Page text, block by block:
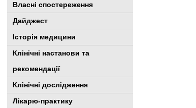
Власні спостереження
Дайджест
Історія медицини
Клінiчні настанови та
рекомендації
Клінічні дослідження
Лікарю-практику